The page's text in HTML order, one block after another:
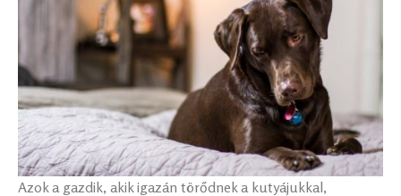
Azok a gazdik, akik igazán törődnek a kutyájukkal,